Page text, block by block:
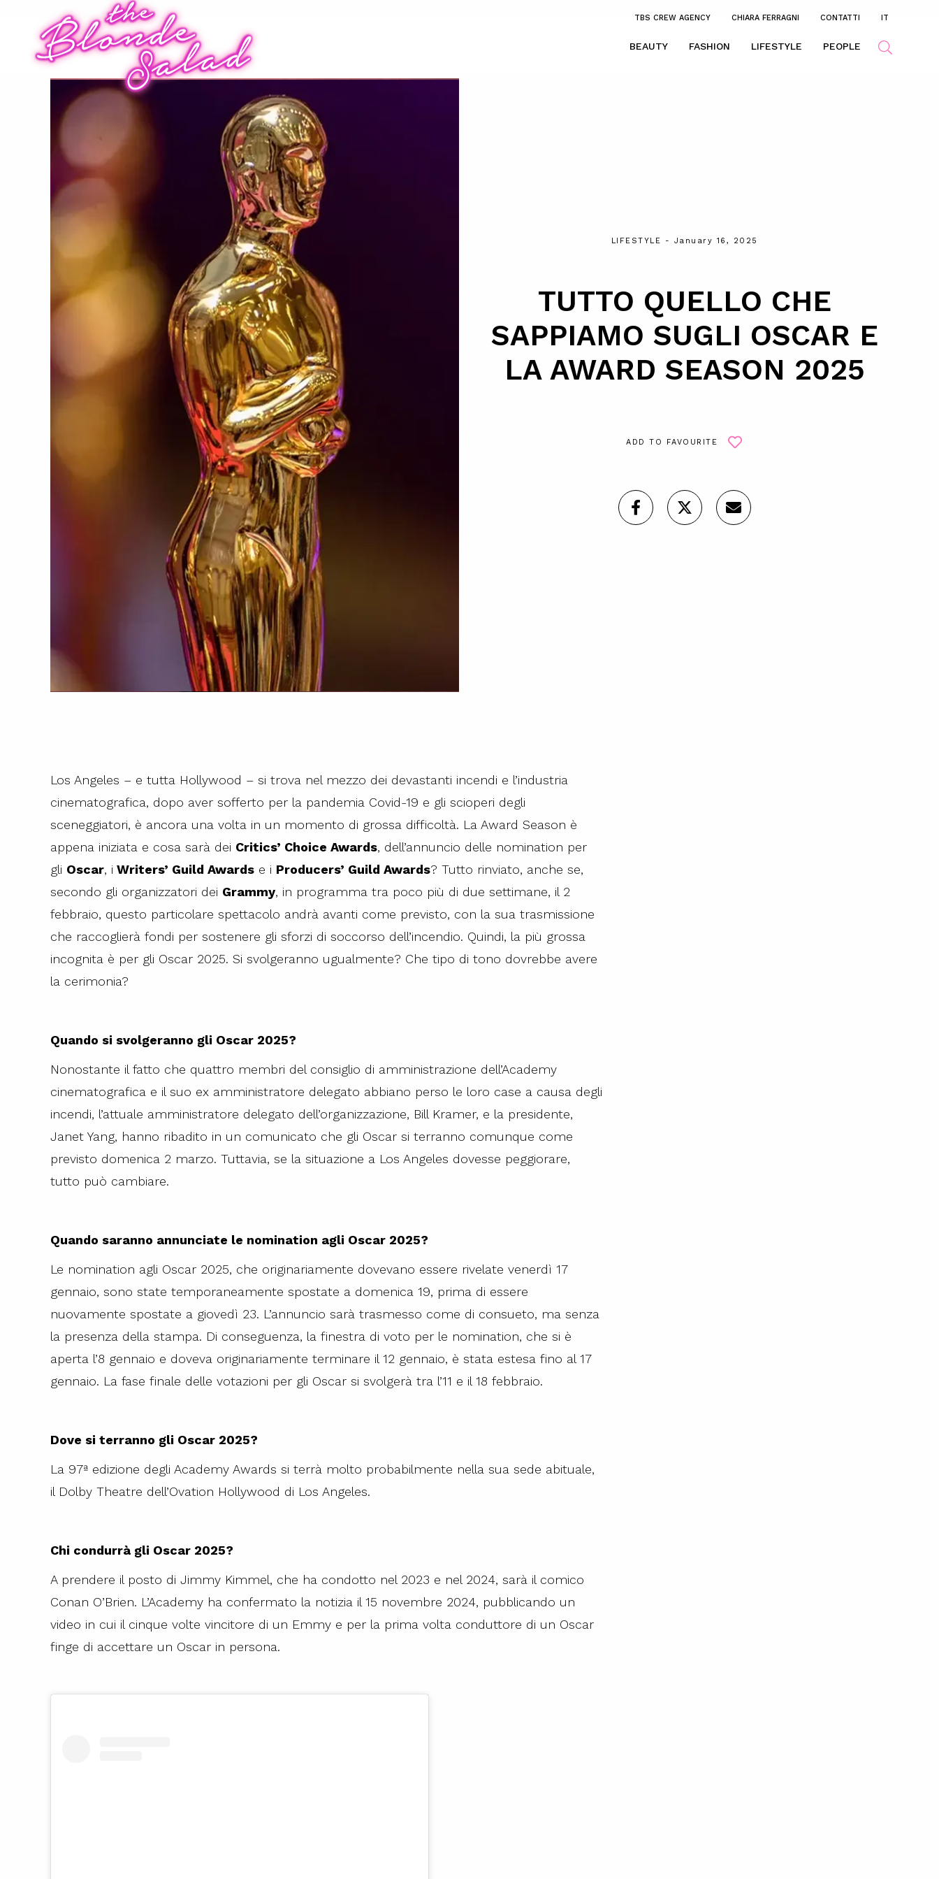
TBS CREW AGENCY CHIARA FERRAGNI CONTATTI IT
BEAUTY FASHION LIFESTYLE PEOPLE
LIFESTYLE - January 16, 2025
TUTTO QUELLO CHE
SAPPIAMO SUGLI OSCAR E
LA AWARD SEASON 2025
ADD TO FAVOURITE
Los Angeles – e tutta Hollywood – si trova nel mezzo dei devastanti incendi e l’industria
cinematografica, dopo aver sofferto per la pandemia Covid-19 e gli scioperi degli
sceneggiatori, è ancora una volta in un momento di grossa difficoltà. La Award Season è
appena iniziata e cosa sarà dei Critics’ Choice Awards, dell’annuncio delle nomination per
gli Oscar, i Writers’ Guild Awards e i Producers’ Guild Awards? Tutto rinviato, anche se,
secondo gli organizzatori dei Grammy, in programma tra poco più di due settimane, il 2
febbraio, questo particolare spettacolo andrà avanti come previsto, con la sua trasmissione
che raccoglierà fondi per sostenere gli sforzi di soccorso dell’incendio. Quindi, la più grossa
incognita è per gli Oscar 2025. Si svolgeranno ugualmente? Che tipo di tono dovrebbe avere
la cerimonia?
Quando si svolgeranno gli Oscar 2025?
Nonostante il fatto che quattro membri del consiglio di amministrazione dell’Academy
cinematografica e il suo ex amministratore delegato abbiano perso le loro case a causa degli
incendi, l’attuale amministratore delegato dell’organizzazione, Bill Kramer, e la presidente,
Janet Yang, hanno ribadito in un comunicato che gli Oscar si terranno comunque come
previsto domenica 2 marzo. Tuttavia, se la situazione a Los Angeles dovesse peggiorare,
tutto può cambiare.
Quando saranno annunciate le nomination agli Oscar 2025?
Le nomination agli Oscar 2025, che originariamente dovevano essere rivelate venerdì 17
gennaio, sono state temporaneamente spostate a domenica 19, prima di essere
nuovamente spostate a giovedì 23. L’annuncio sarà trasmesso come di consueto, ma senza
la presenza della stampa. Di conseguenza, la finestra di voto per le nomination, che si è
aperta l’8 gennaio e doveva originariamente terminare il 12 gennaio, è stata estesa fino al 17
gennaio. La fase finale delle votazioni per gli Oscar si svolgerà tra l’11 e il 18 febbraio.
Dove si terranno gli Oscar 2025?
La 97ª edizione degli Academy Awards si terrà molto probabilmente nella sua sede abituale,
il Dolby Theatre dell’Ovation Hollywood di Los Angeles.
Chi condurrà gli Oscar 2025?
A prendere il posto di Jimmy Kimmel, che ha condotto nel 2023 e nel 2024, sarà il comico
Conan O’Brien. L’Academy ha confermato la notizia il 15 novembre 2024, pubblicando un
video in cui il cinque volte vincitore di un Emmy e per la prima volta conduttore di un Oscar
finge di accettare un Oscar in persona.